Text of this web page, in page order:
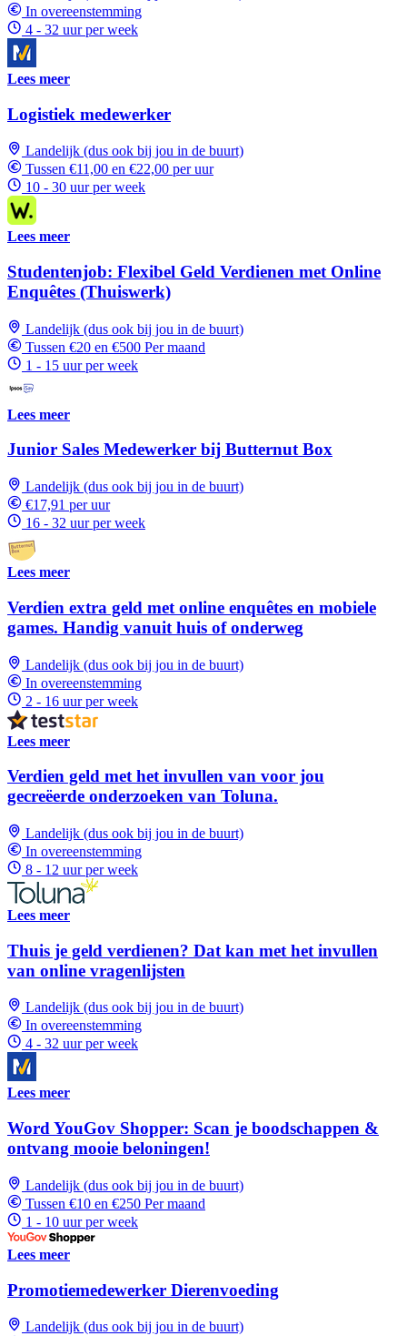
In overeenstemming
4 - 32 uur per week
Lees meer
Logistiek medewerker
Landelijk (dus ook bij jou in de buurt)
Tussen €11,00 en €22,00 per uur
10 - 30 uur per week
Lees meer
Studentenjob: Flexibel Geld Verdienen met Online
Enquêtes (Thuiswerk)
Landelijk (dus ook bij jou in de buurt)
Tussen €20 en €500 Per maand
1 - 15 uur per week
Lees meer
Junior Sales Medewerker bij Butternut Box
Landelijk (dus ook bij jou in de buurt)
€17,91 per uur
16 - 32 uur per week
Lees meer
Verdien extra geld met online enquêtes en mobiele
games. Handig vanuit huis of onderweg
Landelijk (dus ook bij jou in de buurt)
In overeenstemming
2 - 16 uur per week
Lees meer
Verdien geld met het invullen van voor jou
gecreëerde onderzoeken van Toluna.
Landelijk (dus ook bij jou in de buurt)
In overeenstemming
8 - 12 uur per week
Lees meer
Thuis je geld verdienen? Dat kan met het invullen
van online vragenlijsten
Landelijk (dus ook bij jou in de buurt)
In overeenstemming
4 - 32 uur per week
Lees meer
Word YouGov Shopper: Scan je boodschappen &
ontvang mooie beloningen!
Landelijk (dus ook bij jou in de buurt)
Tussen €10 en €250 Per maand
1 - 10 uur per week
Lees meer
Promotiemedewerker Dierenvoeding
Landelijk (dus ook bij jou in de buurt)